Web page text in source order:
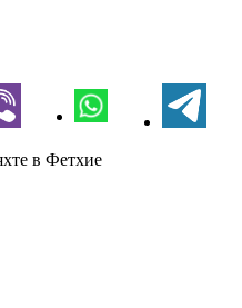
в Фетхие